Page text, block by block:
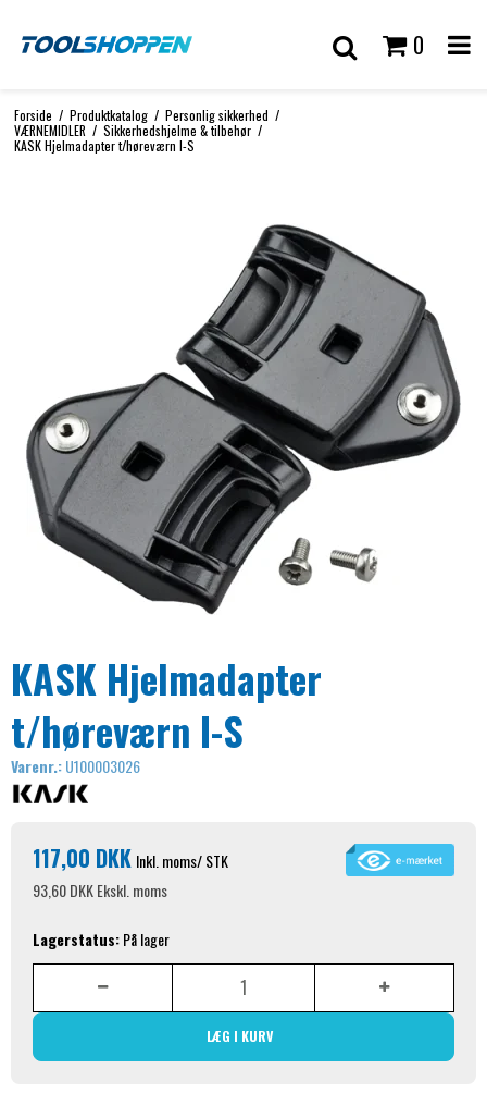
0
Forside / Produktkatalog / Personlig sikkerhed /
VÆRNEMIDLER / Sikkerhedshjelme & tilbehør /
KASK Hjelmadapter t/høreværn I-S
KASK Hjelmadapter
t/høreværn I-S
Varenr.:U100003026
117,00 DKK Inkl. moms/ STK
93,60 DKKEkskl. moms
Lagerstatus:På lager
LÆG I KURV